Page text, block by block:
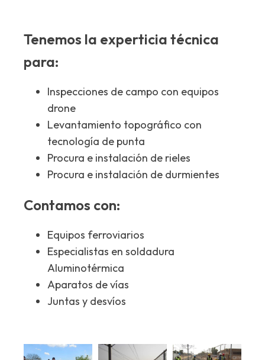
Tenemos la experticia técnica
para:
Inspecciones de campo con equipos
drone
Levantamiento topográfico con
tecnología de punta
Procura e instalación de rieles
Procura e instalación de durmientes
Contamos con:
Equipos ferroviarios
Especialistas en soldadura
Aluminotérmica
Aparatos de vías
Juntas y desvíos